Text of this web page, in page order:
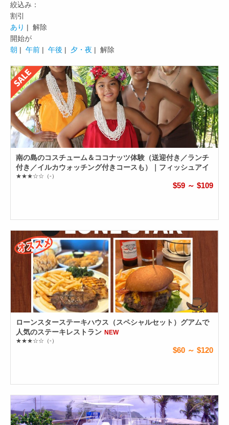
絞込み：
割引
あり | 解除
開始が
朝 | 午前 | 午後 | 夕・夜 | 解除
南の島のコスチューム＆ココナッツ体験（送迎付き／ランチ
付き／イルカウォッチング付きコースも）｜フィッシュアイ
★★★☆☆ （-）
$59 ～ $109
ローンスターステーキハウス（スペシャルセット）グアムで
人気のステーキレストラン NEW
★★★☆☆ （-）
$60 ～ $120